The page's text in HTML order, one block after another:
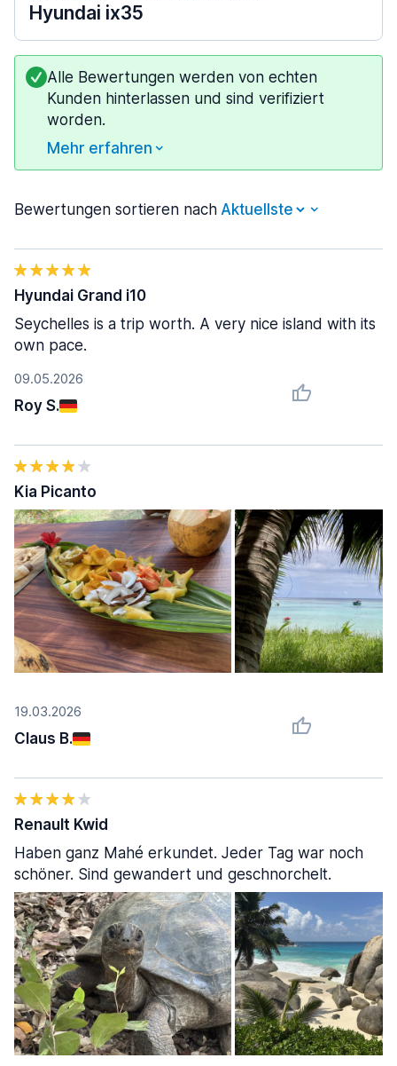
Hyundai ix35
Alle Bewertungen werden von echten
Kunden hinterlassen und sind verifiziert
worden.
Mehr erfahren
Bewertungen sortieren nach
09.05.2026
Roy S.
Hyundai Grand i10
Seychelles is a trip worth. A very nice island with its
own pace.
19.03.2026
Claus B.
Kia Picanto
Renault Kwid
Haben ganz Mahé erkundet. Jeder Tag war noch
schöner. Sind gewandert und geschnorchelt.